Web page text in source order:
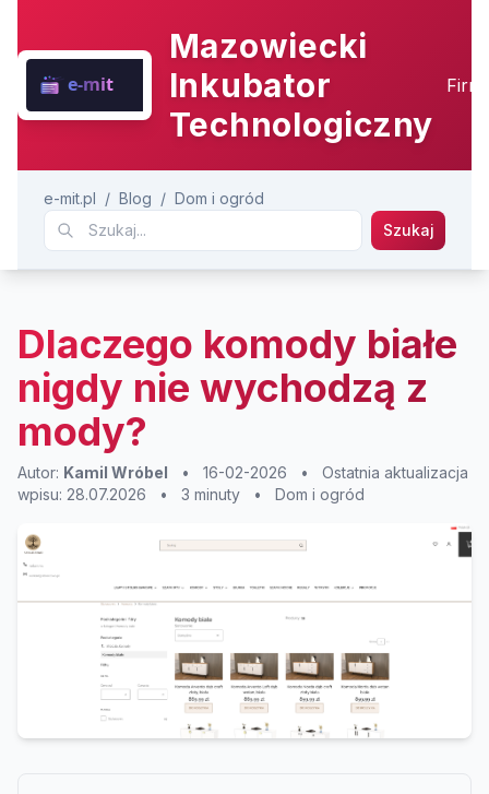
Mazowiecki
Inkubator
Technologiczny
e-mit.pl / Blog / Dom i ogród
Szukaj
Dlaczego komody białe
nigdy nie wychodzą z
mody?
Autor: Kamil Wróbel • 16-02-2026 •
Ostatnia aktualizacja
wpisu: 28.07.2026
• 3 minuty • Dom i ogród